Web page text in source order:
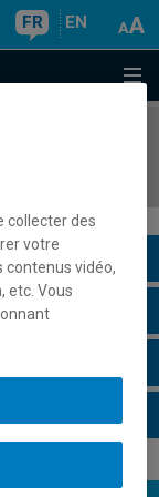
FR EN
collecter des
votre
contenus vidéo,
etc. Vous